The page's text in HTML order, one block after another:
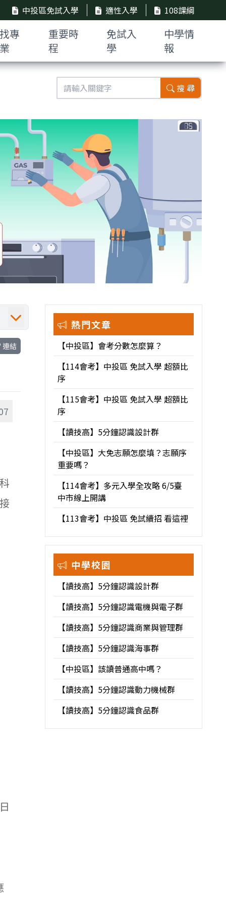
中投區免試入學 適性入學 108課綱
專
重要時
程
免試入
學
中學情
報
搜 尋
連結
熱門文章
【中投區】會考分數怎麼算？
【114會考】中投區 免試入學 超額比
序
【115會考】中投區 免試入學 超額比
序
【讀技高】5分鐘認識設計群
【中投區】大免志願怎麼填？志願序
重要嗎？
【114會考】多元入學全攻略 6/5臺
中市線上開講
【113會考】中投區 免試續招 看這裡
中學校園
【讀技高】5分鐘認識設計群
【讀技高】5分鐘認識電機與電子群
【讀技高】5分鐘認識商業與管理群
【讀技高】5分鐘認識海事群
【中投區】該讀普通高中嗎？
【讀技高】5分鐘認識動力機械群
【讀技高】5分鐘認識食品群